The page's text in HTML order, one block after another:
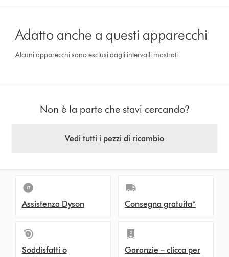
Adatto anche a questi apparecchi
Alcuni apparecchi sono esclusi dagli intervalli mostrati
Non è la parte che stavi cercando?
Vedi tutti i pezzi di ricambio
Assistenza Dyson Consegna gratuita*
Soddisfatti o
Garanzie – clicca per